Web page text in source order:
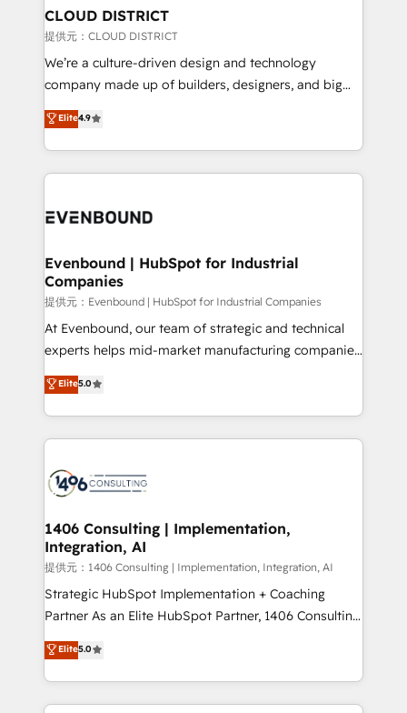
and loop marketing, content, and digital creativity.
Our multicultural team works in Spanish, Portuguese,
and English to design scalable strategies that drive
measurable growth. 🌎 Highlights: • 10+ years as a
Migration Excellence. • Top 3 Partner of the Year
LATAM 2022, 2023, 2024, 2025. • Partner of the Year
with HubSpot? Let Cebra’s experts help you grow
CLOUD DISTRICT
提供元：CLOUD DISTRICT
We’re a culture-driven design and technology
company made up of builders, designers, and big
thinkers. We blend strategy, design, and
development—always fueled by curiosity—to turn
ideas, opportunities, and challenges into meaningful
experiences. To us, technology is more than just
and—most importantly—simple. That’s why we lean
products and strategies that actually make a
difference.
Elite4.9
Evenbound | HubSpot for Industrial
Companies
提供元：Evenbound | HubSpot for Industrial Companies
At Evenbound, our team of strategic and technical
experts helps mid-market manufacturing companies
achieve real growth. We specialize in delivering
tailored solutions that drive results by leveraging
HubSpot’s platform and data to fuel success.
Technical Solutions: - HubSpot Technical Consulting -
Onboarding - Data Migration & Integrations -
Revenue Operations - Inbound Marketing -
Outbound Marketing - HubSpot CMS Website
Design & Development We empower our clients to
reach their full potential by providing transparent,
relationship-driven support. With over 300 HubSpot
technical know-how and strategic guidance you
need to succeed.
Elite5.0
1406 Consulting | Implementation,
Integration, AI
提供元：1406 Consulting | Implementation, Integration, AI
Strategic HubSpot Implementation + Coaching
Partner As an Elite HubSpot Partner, 1406 Consulting
helps mid-market revenue teams transform how
they sell, market, and serve. We don't just build your
HubSpot—we teach your team to own it, then stay
to help you keep winning. What We Do ⚙️ CRM
Elite5.0